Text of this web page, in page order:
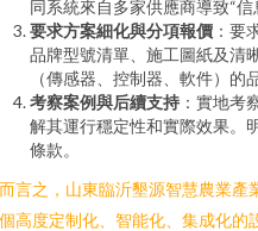
同系統來自多家供應商導致“信
要求方案細化與分項報價 ：要
品牌型號清單、施工圖紙及清
（傳感器、控制器、軟件）的
考察案例與后續支持 ：實地考
解其運行穩定性和實際效果。
條款。
言之，山東臨沂墾源智慧農業產
高度定制化、智能化、集成化的